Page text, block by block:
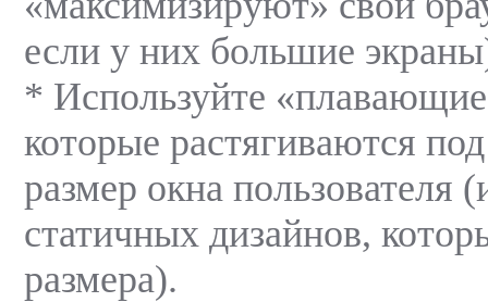
если у них большие
* Используйте
которые растягиваются
размер окна пользователя
статичных дизайнов,
размера).